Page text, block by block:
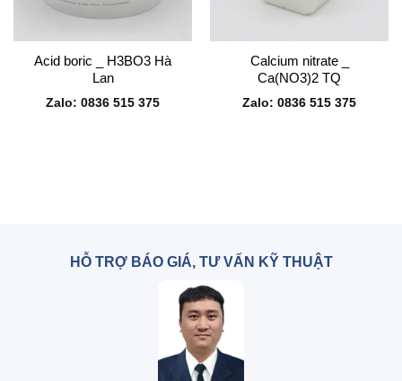
Acid boric _ H3BO3 Hà
Lan
Zalo: 0836 515 375
Calcium nitrate _
Ca(NO3)2 TQ
Zalo: 0836 515 375
HỖ TRỢ BÁO GIÁ, TƯ VẤN KỸ THUẬT